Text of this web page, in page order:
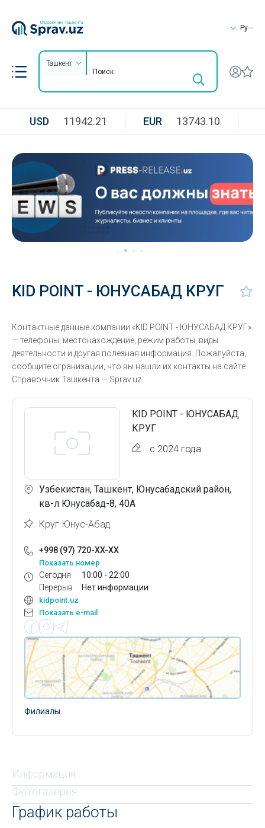
Ру
Ташкент
USD 11942.21 EUR 13743.10
KID POINT - ЮНУСАБАД КРУГ
Контактные данные компании «KID POINT - ЮНУСАБАД КРУГ»
— телефоны, местонахождение, режим работы, виды
деятельности и другая полезная информация. Пожалуйста,
сообщите огранизации, что вы нашли их контакты на сайте
Справочник Ташкента — Sprav.uz.
KID POINT - ЮНУСАБАД
КРУГ
с 2024 года
Узбекистан, Ташкент, Юнусабадский район,
кв-л Юнусабад-8, 40А
Круг Юнус-Абад
+998 (97) 720-XX-XX
Показать номер
Сегодня
Перерыв
10:00 - 22:00
Нет информации
kidpoint.uz
Показать e-mail
Филиалы
Информация
Фотогалерея
График работы